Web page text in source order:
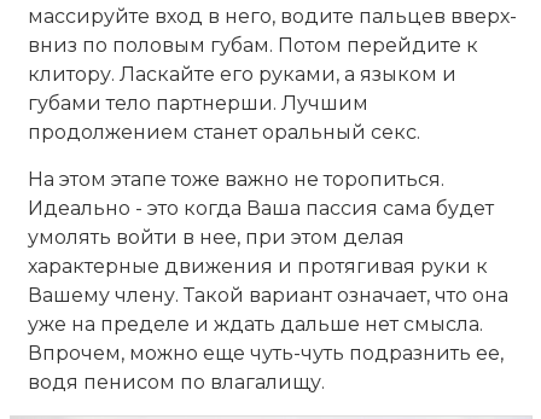
массируйте вход в него, водите пальцев вверх-
вниз по половым губам. Потом перейдите к
клитору. Ласкайте его руками, а языком и
губами тело партнерши. Лучшим
продолжением станет оральный секс.
На этом этапе тоже важно не торопиться.
Идеально - это когда Ваша пассия сама будет
умолять войти в нее, при этом делая
характерные движения и протягивая руки к
Вашему члену. Такой вариант означает, что она
уже на пределе и ждать дальше нет смысла.
Впрочем, можно еще чуть-чуть подразнить ее,
водя пенисом по влагалищу.